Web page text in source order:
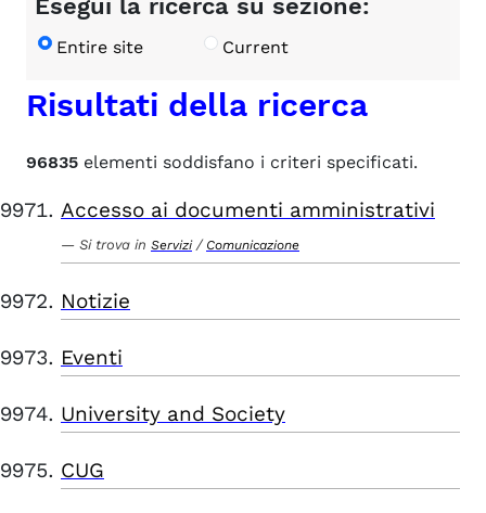
Esegui la ricerca su sezione:
Entire site Current
Risultati della ricerca
96835 elementi soddisfano i criteri specificati.
Accesso ai documenti amministrativi
Si trova in Servizi / Comunicazione
Notizie
Eventi
University and Society
CUG